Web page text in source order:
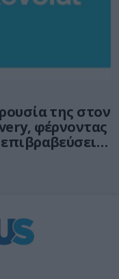
της στον
φέρνοντας